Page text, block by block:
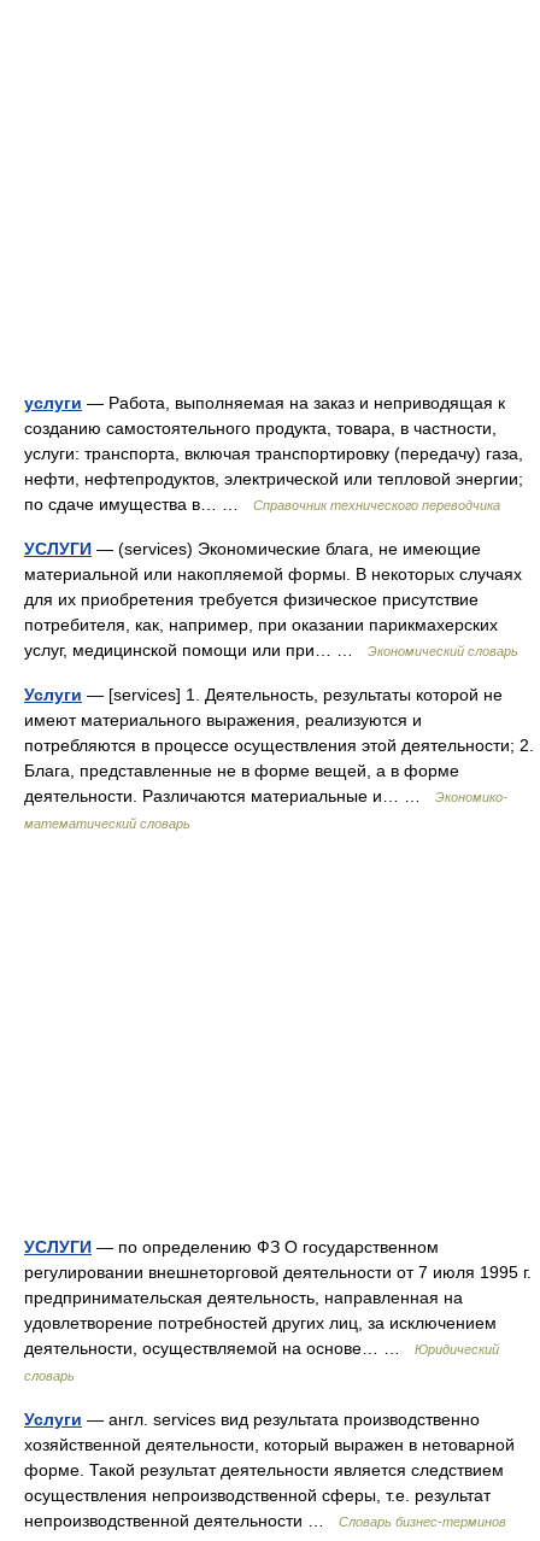
услуги — Работа, выполняемая на заказ и неприводящая к
созданию самостоятельного продукта, товара, в частности,
услуги: транспорта, включая транспортировку (передачу) газа,
нефти, нефтепродуктов, электрической или тепловой энергии;
по сдаче имущества в… …
Справочник технического переводчика
УСЛУГИ — (services) Экономические блага, не имеющие
материальной или накопляемой формы. В некоторых случаях
для их приобретения требуется физическое присутствие
потребителя, как, например, при оказании парикмахерских
услуг, медицинской помощи или при… …
Экономический словарь
Услуги — [services] 1. Деятельность, результаты которой не
имеют материального выражения, реализуются и
потребляются в процессе осуществления этой деятельности; 2.
Блага, представленные не в форме вещей, а в форме
деятельности. Различаются материальные и… …
Экономико-
математический словарь
УСЛУГИ — по определению ФЗ О государственном
регулировании внешнеторговой деятельности от 7 июля 1995 г.
предпринимательская деятельность, направленная на
удовлетворение потребностей других лиц, за исключением
деятельности, осуществляемой на основе… …
Юридический
словарь
Услуги — англ. services вид результата производственно
хозяйственной деятельности, который выражен в нетоварной
форме. Такой результат деятельности является следствием
осуществления непроизводственной сферы, т.е. результат
непроизводственной деятельности …
Словарь бизнес-терминов